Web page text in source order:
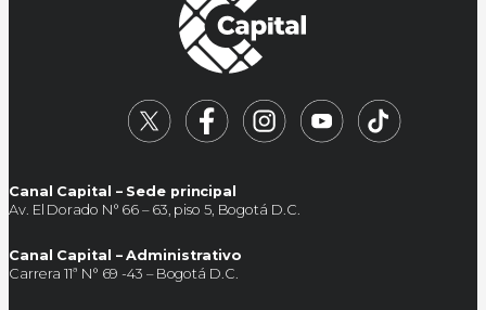
Canal Capital – Sede principal
Av. El Dorado N° 66 – 63, piso 5, Bogotá D.C.
Canal Capital – Administrativo
Carrera 11ª N° 69 -43 – Bogotá D.C.